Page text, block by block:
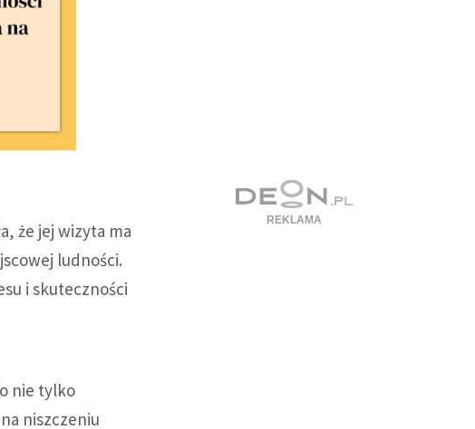
że jej wizyta ma
ludności.
i skuteczności
nie tylko
niszczeniu